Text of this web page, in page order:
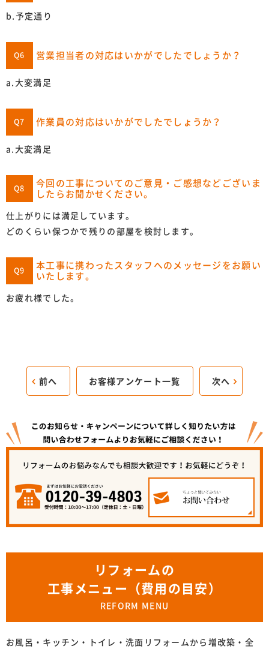
b.予定通り
Q6 営業担当者の対応はいかがでしたでしょうか？
a.大変満足
Q7 作業員の対応はいかがでしたでしょうか？
a.大変満足
Q8
今回の工事についてのご意見・ご感想などございま
したらお聞かせください。
仕上がりには満足しています。
どのくらい保つかで残りの部屋を検討します。
Q9
本工事に携わったスタッフへのメッセージをお願い
いたします。
お疲れ様でした。
前へ お客様アンケート一覧 次へ
リフォームの
工事メニュー（費用の目安）
REFORM MENU
お風呂・キッチン・トイレ・洗面リフォームから増改築・全